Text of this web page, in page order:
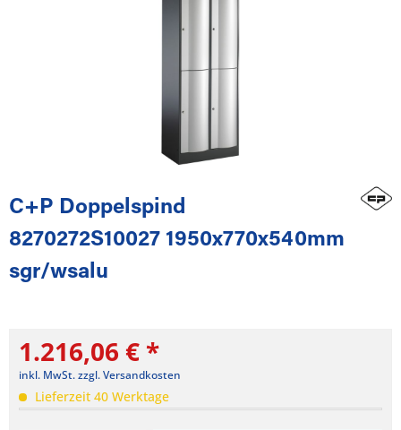
C+P Doppelspind
8270272S10027 1950x770x540mm
sgr/wsalu
1.216,06 € *
inkl. MwSt.zzgl. Versandkosten
Lieferzeit 40 Werktage